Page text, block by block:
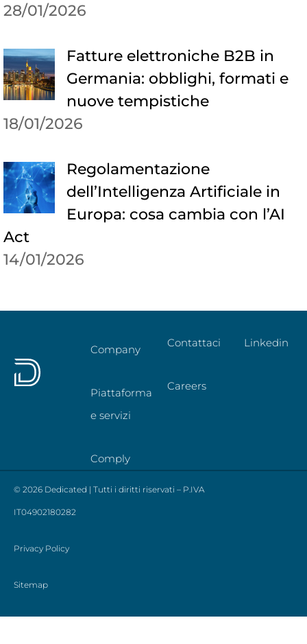
28/01/2026
Fatture elettroniche B2B in
Germania: obblighi, formati e
nuove tempistiche
18/01/2026
Regolamentazione
dell’Intelligenza Artificiale in
Europa: cosa cambia con l’AI
Act
14/01/2026
Company
Piattaforma
e servizi
Comply
Contattaci
Careers
Linkedin
© 2026 Dedicated | Tutti i diritti riservati – P.IVA
IT04902180282
Privacy Policy
Sitemap